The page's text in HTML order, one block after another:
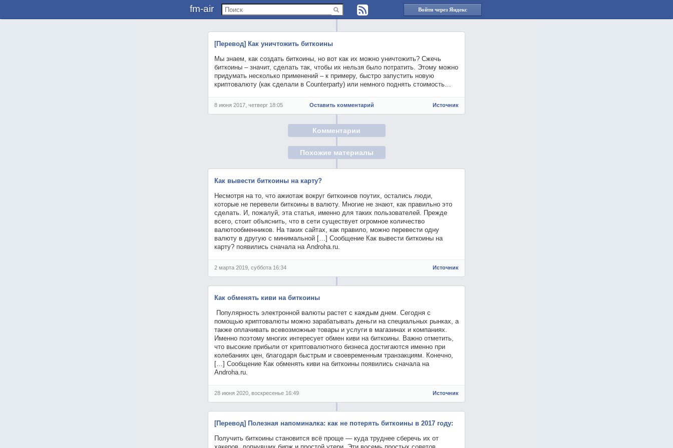
fm-air Войти через Яндекс
[Перевод] Как уничтожить биткоины
Мы знаем, как создать биткоины, но вот как их можно уничтожить? Сжечь
биткоины – значит, сделать так, чтобы их нельзя было потратить. Этому можно
придумать несколько применений – к примеру, быстро запустить новую
криптовалюту (как сделали в Counterparty) или немного поднять стоимость…
8 июня 2017, четверг 18:05 Оставить комментарий Источник
Комментарии
Похожие материалы
Как вывести биткоины на карту?
Несмотря на то, что ажиотаж вокруг биткоинов поутих, остались люди,
которые не перевели биткоины в валюту. Многие не знают, как правильно это
сделать. И, пожалуй, эта статья, именно для таких пользователей. Прежде
всего, стоит объяснить, что в сети существует огромное количество
валютообменников. На таких сайтах, как правило, можно перевести одну
валюту в другую с минимальной […] Сообщение Как вывести биткоины на
карту? появились сначала на Androha.ru.
2 марта 2019, суббота 16:34 Источник
Как обменять киви на биткоины
Популярность электронной валюты растет с каждым днем. Сегодня с
помощью криптовалюты можно зарабатывать деньги на специальных рынках, а
также оплачивать всевозможные товары и услуги в магазинах и компаниях.
Именно поэтому многих интересует обмен киви на биткоины. Важно отметить,
что высокие прибыли от криптовалютного бизнеса достигаются именно при
колебаниях цен, благодаря быстрым и своевременным транзакциям. Конечно,
[…] Сообщение Как обменять киви на биткоины появились сначала на
Androha.ru.
28 июня 2020, воскресенье 16:49 Источник
[Перевод] Полезная напоминалка: как не потерять биткоины в 2017 году:
Получить биткоины становится всё проще — куда труднее сберечь их от